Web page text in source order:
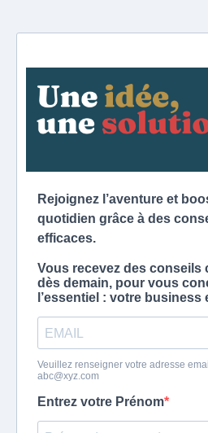
Rejoignez l’aventure et
quotidien grâce à des
efficaces.
Vous recevez des conseils
dès demain, pour vous
l’essentiel : votre
Veuillez renseigner votre adresse
abc@xyz.com
Entrez votre Prénom